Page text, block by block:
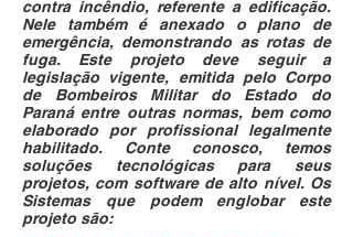
contra incêndio, referente a edificação.
Nele também é anexado o plano de
emergência, demonstrando as rotas de
fuga. Este projeto deve seguir a
legislação vigente, emitida pelo Corpo
de Bombeiros Militar do Estado do
Paraná entre outras normas, bem como
elaborado por profissional legalmente
habilitado. Conte conosco, temos
soluções tecnológicas para seus
projetos, com software de alto nível. Os
Sistemas que podem englobar este
projeto são: